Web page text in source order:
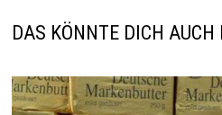
DAS KÖNNTE DICH AUCH